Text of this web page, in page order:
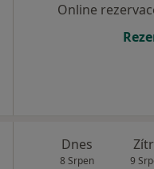
Online
Dnes
8 Srpen 9